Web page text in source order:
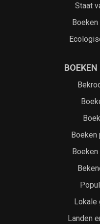
Staat
Landen